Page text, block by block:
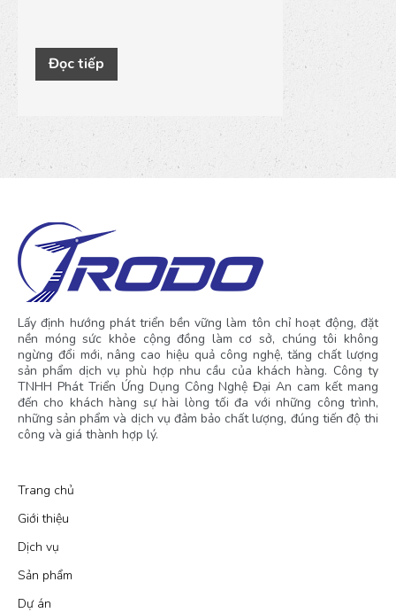
Đọc tiếp
Lấy định hướng phát triển bền vững làm tôn chỉ hoạt động, đặt
nền móng sức khỏe cộng đồng làm cơ sở, chúng tôi không
ngừng đổi mới, nâng cao hiệu quả công nghệ, tăng chất lượng
sản phẩm dịch vụ phù hợp nhu cầu của khách hàng. Công ty
TNHH Phát Triển Ứng Dụng Công Nghệ Đại An cam kết mang
đến cho khách hàng sự hài lòng tối đa với những công trình,
những sản phẩm và dịch vụ đảm bảo chất lượng, đúng tiến độ thi
công và giá thành hợp lý.
Trang chủ
Giới thiệu
Dịch vụ
Sản phẩm
Dự án